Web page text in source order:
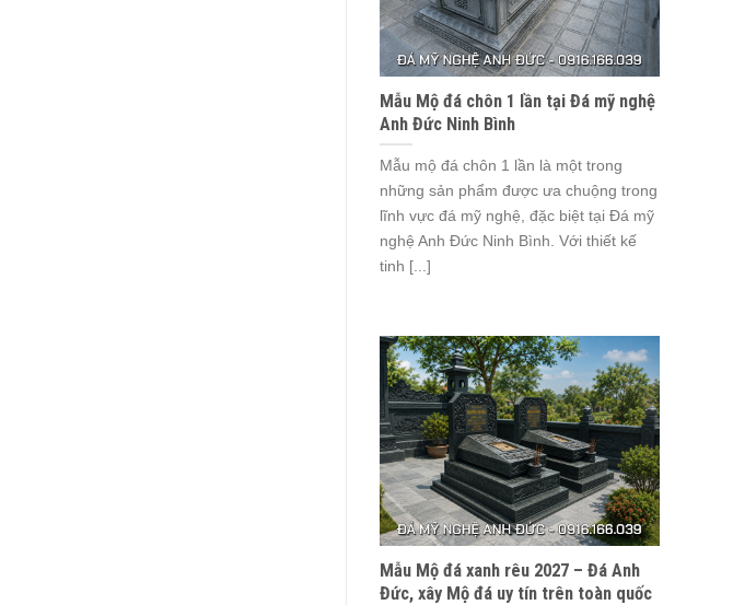
Mẫu Mộ đá chôn 1 lần tại Đá mỹ nghệ
Anh Đức Ninh Bình
Mẫu mộ đá chôn 1 lần là một trong
những sản phẩm được ưa chuộng trong
lĩnh vực đá mỹ nghệ, đặc biệt tại Đá mỹ
nghệ Anh Đức Ninh Bình. Với thiết kế
tinh [...]
Mẫu Mộ đá xanh rêu 2027 – Đá Anh
Đức, xây Mộ đá uy tín trên toàn quốc